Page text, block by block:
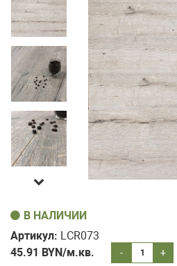
В НАЛИЧИИ
Артикул: LCR073
45.91 BYN/м.кв. - +